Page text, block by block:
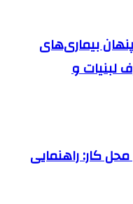
بیماری‌های
لبنیات و
کار: راهنمایی